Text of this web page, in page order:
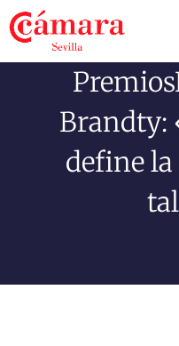
Comercio
Soluciones
Brandty:
define